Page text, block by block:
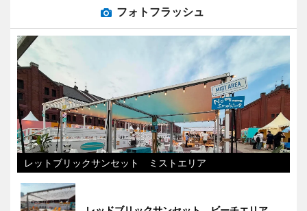
フォトフラッシュ
レットブリックサンセット ミストエリア